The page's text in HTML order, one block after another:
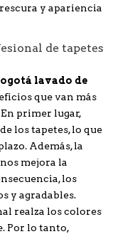
y apariencia
de tapetes
lavado de
que van más
primer lugar,
los tapetes, lo que
Además, la
mejora la
los
y agradables.
realza los colores
Por lo tanto,